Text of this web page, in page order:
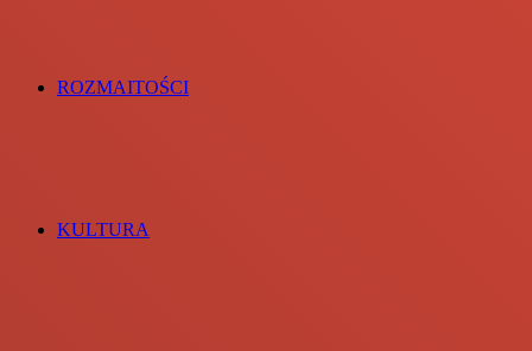
ROZMAITOŚCI
KULTURA